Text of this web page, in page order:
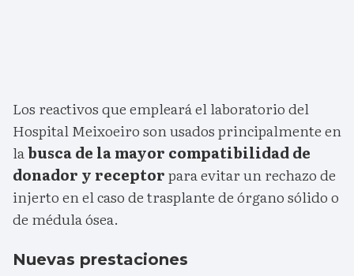
Los reactivos que empleará el laboratorio del
Hospital Meixoeiro son usados principalmente en
labusca de la mayor compatibilidad de
donador y receptorpara evitar un rechazo de
injerto en el caso de trasplante de órgano sólido o
de médula ósea.
Nuevas prestaciones